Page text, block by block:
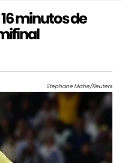
minutos de
Stephane Mahe/Reuters